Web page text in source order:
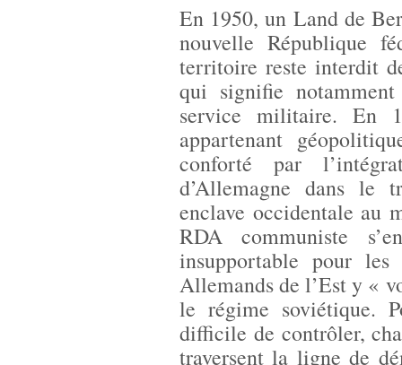
En 1950, un Land de
nouvelle République
territoire reste interdit
qui signifie
service militaire. En
appartenant
conforté par
d’Allemagne dans le
enclave occidentale au
RDA communiste
insupportable pour
Allemands de l’Est y «
le régime soviétique.
difficile de contrôler,
traversent la ligne de